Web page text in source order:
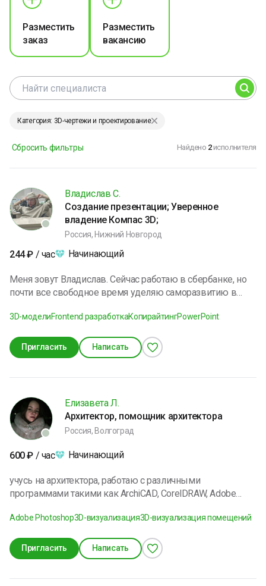
Разместить
заказ
Разместить
вакансию
Категория: 3D-чертежи и проектирование
Сбросить фильтры Найдено 2 исполнителя
Владислав С.
Создание презентации; Уверенное
владение Компас 3D;
Россия, Нижний Новгород
244₽ / час Начинающий
Меня зовут Владислав. Сейчас работаю в сбербанке, но
почти все свободное время уделяю саморазвитию в
использованием Css, HTML, JS и Tilda, создавал пару
многостраничного сайта - Уверенное пользование
КОМПАС 3D, делал проекты на заказ для студентов
документами, писал на заказ курсовые работы для
студентов Готов к интересным и творческим заказам
3D-моделиFrontend разработкаКопирайтингPowerPoint
Пригласить Написать
Елизавета Л.
Архитектор, помощник архитектора
Россия, Волгоград
600₽ / час Начинающий
учусь на архитектора, работаю с различными
программами такими как ArchiCAD, CorelDRAW, Adobe
химика-аналитика могу объяснить: аналитическую
помочь с подготовкой к огэ по химии, помогу с
математикой 5-9 класс.
Adobe Photoshop3D-визуализация3D-визуализация помещений
Пригласить Написать